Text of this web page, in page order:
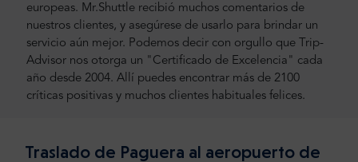
europeas. Mr.Shuttle recibió muchos comentarios de
nuestros clientes, y asegúrese de usarlo para brindar un
servicio aún mejor. Podemos decir con orgullo que Trip-
Advisor nos otorga un "Certificado de Excelencia" cada
año desde 2004. Allí puedes encontrar más de 2100
críticas positivas y muchos clientes habituales felices.
Traslado de Paguera al aeropuerto de